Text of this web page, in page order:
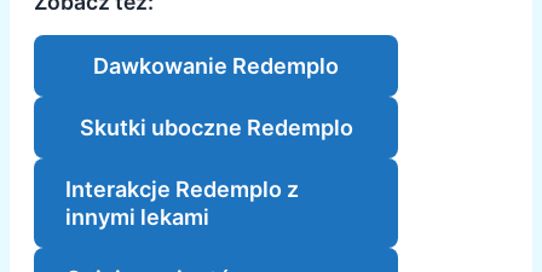
Dawkowanie Redemplo
Skutki uboczne Redemplo
Interakcje Redemplo z
innymi lekami